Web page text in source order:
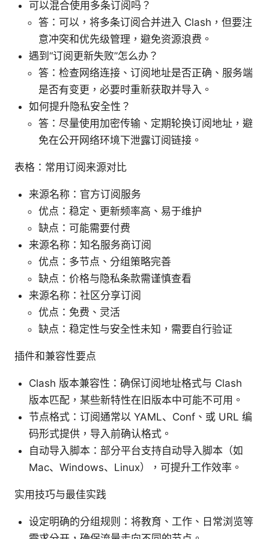
可以混合使用多条订阅吗？
答：可以，将多条订阅合并进入 Clash，但要注
意冲突和优先级管理，避免资源浪费。
遇到“订阅更新失败”怎么办？
答：检查网络连接、订阅地址是否正确、服务端
是否有变更，必要时重新获取并导入。
如何提升隐私安全性？
答：尽量使用加密传输、定期轮换订阅地址，避
免在公开网络环境下泄露订阅链接。
表格：常用订阅来源对比
来源名称：官方订阅服务
优点：稳定、更新频率高、易于维护
缺点：可能需要付费
来源名称：知名服务商订阅
优点：多节点、分组策略完善
缺点：价格与隐私条款需谨慎查看
来源名称：社区分享订阅
优点：免费、灵活
缺点：稳定性与安全性未知，需要自行验证
插件和兼容性要点
Clash 版本兼容性：确保订阅地址格式与 Clash
版本匹配，某些新特性在旧版本中可能不可用。
节点格式：订阅通常以 YAML、Conf、或 URL 编
码形式提供，导入前确认格式。
自动导入脚本：部分平台支持自动导入脚本（如
Mac、Windows、Linux），可提升工作效率。
实用技巧与最佳实践
设定明确的分组规则：将教育、工作、日常浏览等